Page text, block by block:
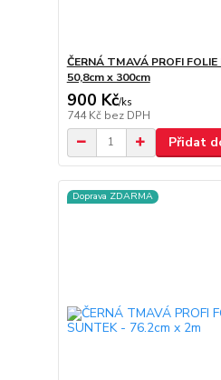
ČERNÁ TMAVÁ PROFI
50,8cm x 300cm
900 Kč/ks
744 Kč bez DPH
Přidat
Doprava ZDARMA